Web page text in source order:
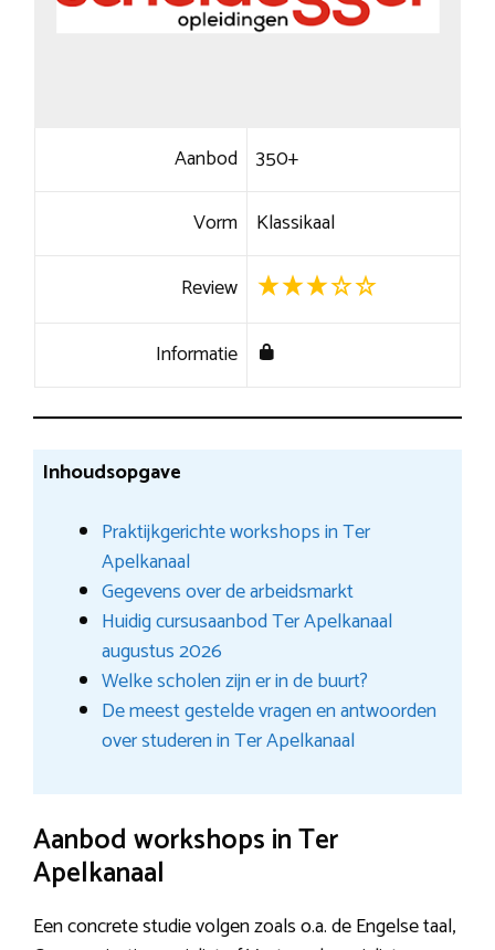
Aanbod 350+
Vorm Klassikaal
Review
Informatie
Inhoudsopgave
Praktijkgerichte workshops in Ter
Apelkanaal
Gegevens over de arbeidsmarkt
Huidig cursusaanbod Ter Apelkanaal
augustus 2026
Welke scholen zijn er in de buurt?
De meest gestelde vragen en antwoorden
over studeren in Ter Apelkanaal
Aanbod workshops in Ter
Apelkanaal
Een concrete studie volgen zoals o.a. de Engelse taal,